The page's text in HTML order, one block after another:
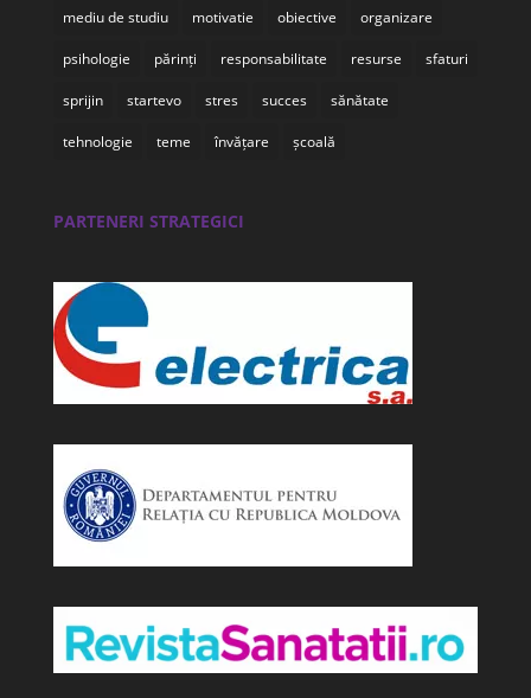
mediu de studiu motivatie obiective organizare
psihologie părinți responsabilitate resurse sfaturi
sprijin startevo stres succes sănătate
tehnologie teme învățare școală
PARTENERI STRATEGICI